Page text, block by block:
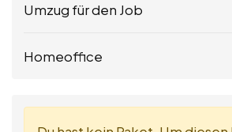
Umzug für den Job
Homeoffice